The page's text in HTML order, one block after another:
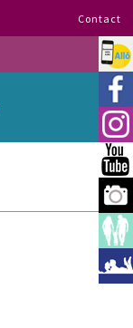
Contact
Allo